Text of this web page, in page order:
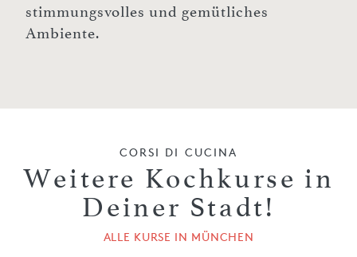
stimmungsvolles und gemütliches
Ambiente.
CORSI DI CUCINA
Weitere Kochkurse in
Deiner Stadt!
ALLE KURSE IN MÜNCHEN